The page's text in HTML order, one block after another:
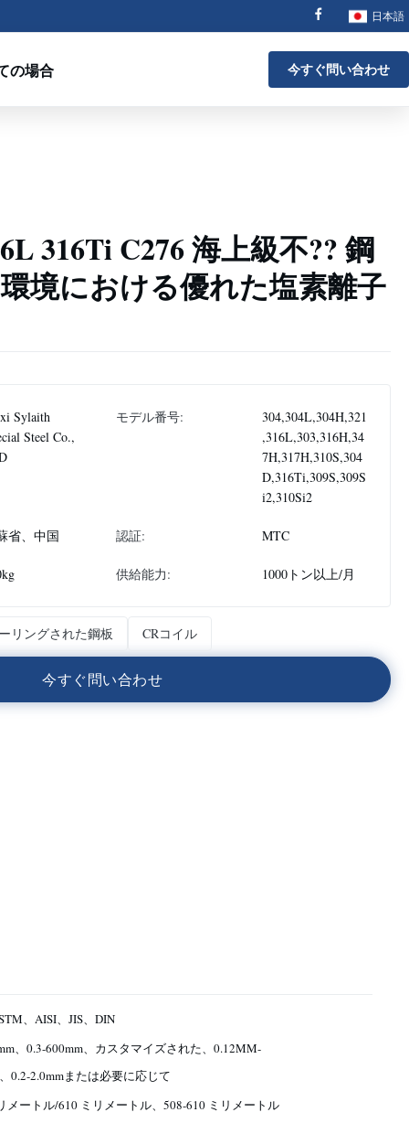
日本語
の場合 今すぐ問い合わせ
316Ti C276 海上級不?? 鋼
境における優れた塩素離子
Sylaith
Steel Co.,
モデル番号:
304,304L,304H,321
,316L,303,316H,34
7H,317H,310S,304
D,316Ti,309S,309S
i2,310Si2
省、中国 認証: MTC
供給能力: 1000トン以上/月
リングされた鋼板 CRコイル
今すぐ問い合わせ
、AISI、JIS、DIN
、0.3-600mm、カスタマイズされた、0.12MM-
0.2-2.0mmまたは必要に応じて
メートル/610 ミリメートル、508-610 ミリメートル